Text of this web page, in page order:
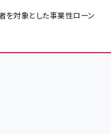
を対象とした事業性ローン